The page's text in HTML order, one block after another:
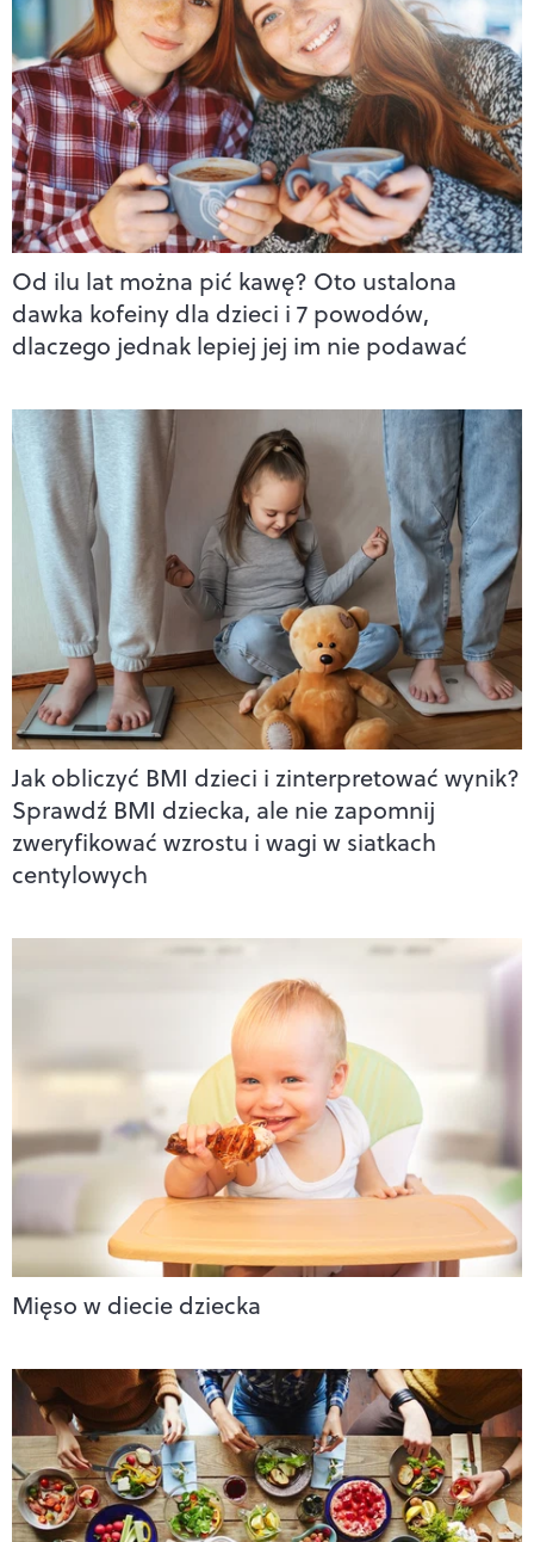
Od ilu lat można pić kawę? Oto ustalona
dawka kofeiny dla dzieci i 7 powodów,
dlaczego jednak lepiej jej im nie podawać
Jak obliczyć BMI dzieci i zinterpretować wynik?
Sprawdź BMI dziecka, ale nie zapomnij
zweryfikować wzrostu i wagi w siatkach
centylowych
Mięso w diecie dziecka